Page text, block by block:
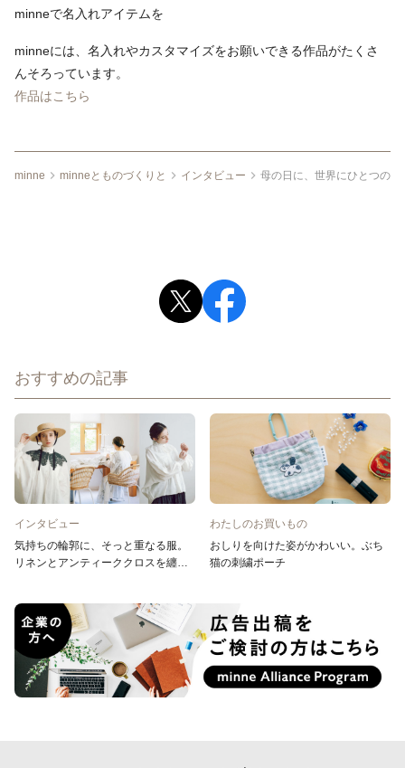
minneで名入れアイテムを
minneには、名入れやカスタマイズをお願いできる作品がたくさ
んそろっています。
作品はこちら
minne minneとものづくりと インタビュー 母の日に、世界にひとつの
おすすめの記事
インタビュー
気持ちの輪郭に、そっと重なる服。
リネンとアンティーククロスを纏う
わたしのお買いもの
おしりを向けた姿がかわいい。ぶち
猫の刺繍ポーチ